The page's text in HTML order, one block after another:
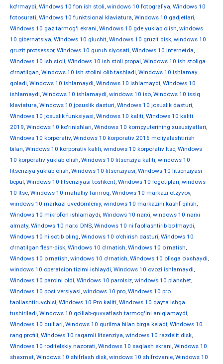
ko'rmaydi, Windows 10 fon ish stoli, windows 10 fotografiya, Windows 10
fotosurati, Windows 10 funktsional klaviatura, Windows 10 gadjetlari,
Windows 10 gaz tarmog'i ekrani, Windows 10 gde yuklab olish, windows
10 gibernatsiya, Windows 10 gluchit, Windows 10 gruzit disk, windows 10
gruzit protsessor, Windows 10 guruh siyosati, Windows 10 Internetda,
Windows 10 ish stoli, Windows 10 ish stoli propal, Windows 10 ish stoliga
o'rnatilgan, Windows 10 ish stolini olib tashladi, Windows 10 ishlamay
qoladi, Windows 10 ishlamaydi, Windows 10 ishlamaydi, Windows 10
ishlamaydi, Windows 10 ishlamaydi, windows 10 iso, Windows 10 issiq
klaviatura, Windows 10 josuslik dasturi, Windows 10 josuslik dasturi,
Windows 10 josuslik funksiyasi, Windows 10 kaliti, Windows 10 kaliti
2019, Windows 10 ko'rinishlari, Windows 10 kompyuterining xususiyatlari,
Windows 10 korporativ, Windows 10 korporativ 2016 moliyalashtirish
bilan, Windows 10 korporativ kaliti, windows 10 korporativ ltsc, Windows
10 korporativ yuklab olish, Windows 10 litsenziya kaliti, windows 10
litsenziya yuklab olish, Windows 10 litsenziyasi, Windows 10 litsenziyasi
bepul, Windows 10 litsenziyasi toshkent, Windows 10 logotiplari, windows
10 ltsc, Windows 10 mahalliy tarmoq, Windows 10 markazi otzyvov,
windows 10 markazi uvedomleniy, windows 10 markazini kashf qilish,
Windows 10 mikrofon ishlamaydi, Windows 10 narxi, windows 10 narxi
almaty, Windows 10 narxi DNS, Windows 10 ni faollashtirib bo'lmaydi,
Windows 10 ni sotib oling, Windows 10 o'chirish dasturi, Windows 10
o'rnatilgan flesh-disk, Windows 10 o'rnatish, Windows 10 o'rnatish,
Windows 10 o'rnatish, windows 10 o'rnatish, Windows 10 ofisga o'xshaydi,
windows 10 operatsion tizimi ishlaydi, Windows 10 ovozi ishlamaydi,
Windows 10 parolni oldi, Windows 10 parolsiz, windows 10 planshet,
Windows 10 post versiyasi, windows 10 pro, Windows 10 pro
faollashtiruvchisi, Windows 10 Pro kaliti, Windows 10 qayta ishga
tushiriladi, Windows 10 qo'llab-quvvatlash tarmog'ini aniqlamaydi,
Windows 10 qulflari, Windows 10 qurilma bilan birga keladi, Windows 10
rang profili, Windows 10 raqamli litsenziya, windows 10 razdelit disk,
Windows 10 roditelskiy nazorati, Windows 10 saqlash ekrani, Windows 10
shaxmat, Windows 10 shifrlash disk, windows 10 shifrovanie, Windows 10